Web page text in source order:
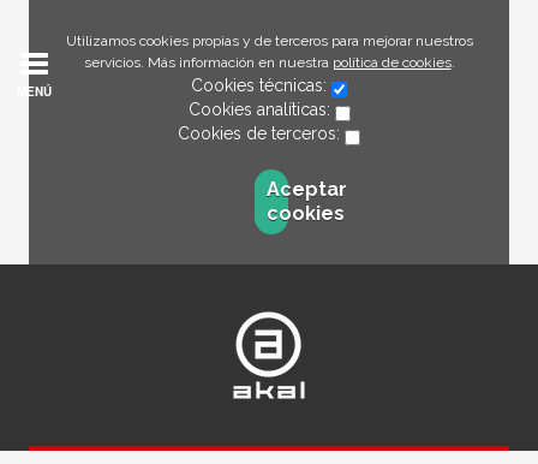
Utilizamos cookies propias y de terceros para mejorar nuestros
servicios. Más información en nuestra política de cookies.
Cookies técnicas:
Cookies analíticas:
Cookies de terceros:
Aceptar
cookies
MENÚ